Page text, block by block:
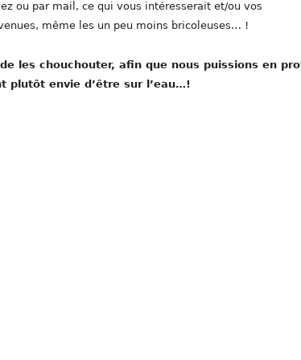
ou par mail, ce qui vous intéresserait et/ou vos
même les un peu moins bricoleuses… !
les chouchouter, afin que nous puissions en
plutôt envie d’être sur l’eau…!